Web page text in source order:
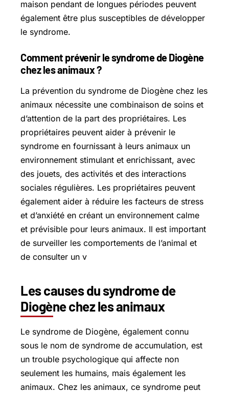
maison pendant de longues périodes peuvent
également être plus susceptibles de développer
le syndrome.
Comment prévenir le syndrome de Diogène
chez les animaux ?
La prévention du syndrome de Diogène chez les
animaux nécessite une combinaison de soins et
d’attention de la part des propriétaires. Les
propriétaires peuvent aider à prévenir le
syndrome en fournissant à leurs animaux un
environnement stimulant et enrichissant, avec
des jouets, des activités et des interactions
sociales régulières. Les propriétaires peuvent
également aider à réduire les facteurs de stress
et d’anxiété en créant un environnement calme
et prévisible pour leurs animaux. Il est important
de surveiller les comportements de l’animal et
de consulter un v
Les causes du syndrome de
Diogène chez les animaux
Le syndrome de Diogène, également connu
sous le nom de syndrome de accumulation, est
un trouble psychologique qui affecte non
seulement les humains, mais également les
animaux. Chez les animaux, ce syndrome peut